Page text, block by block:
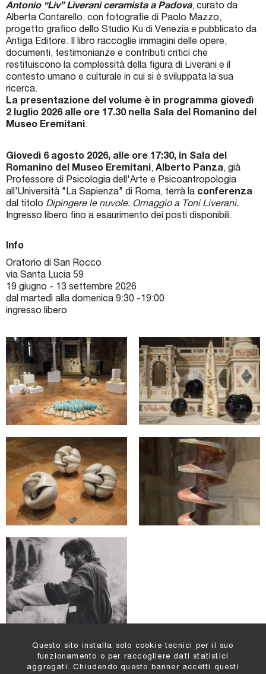
Antonio “Liv” Liverani ceramista a Padova, curato da
Alberta Contarello, con fotografie di Paolo Mazzo,
progetto grafico dello Studio Ku di Venezia e pubblicato da
Antiga Editore. Il libro raccoglie immagini delle opere,
documenti, testimonianze e contributi critici che
restituiscono la complessità della figura di Liverani e il
contesto umano e culturale in cui si è sviluppata la sua
ricerca.
La presentazione del volume è in programma giovedì
2 luglio 2026 alle ore 17.30 nella Sala del Romanino del
Museo Eremitani.
Giovedì 6 agosto 2026, alle ore 17:30, in Sala del
Romanino del Museo Eremitani, Alberto Panza, già
Professore di Psicologia dell'Arte e Psicoantropologia
all'Università "La Sapienza" di Roma, terrà la conferenza
dal titolo Dipingere le nuvole. Omaggio a Toni Liverani.
Ingresso libero fino a esaurimento dei posti disponibili.
Info
Oratorio di San Rocco
via Santa Lucia 59
19 giugno - 13 settembre 2026
dal martedì alla domenica 9:30 -19:00
ingresso libero
Questo sito installa solo cookie tecnici per il suo
funzionamento o per raccogliere dati statistici
aggregati. Chiudendo questo banner accetti questi